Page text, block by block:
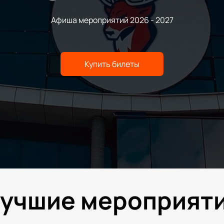
Афиша мероприятий 2026 - 2027
Купить билеты